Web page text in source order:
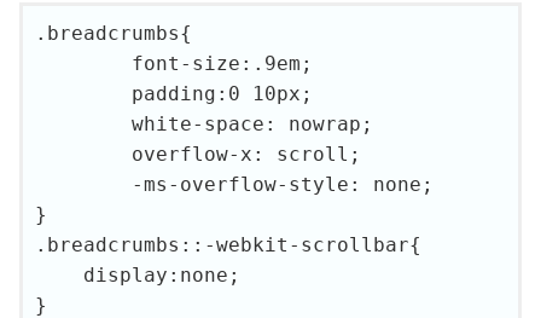
.breadcrumbs{
}
.breadcrumbs::-webkit-scrollbar{
    display:none;
}